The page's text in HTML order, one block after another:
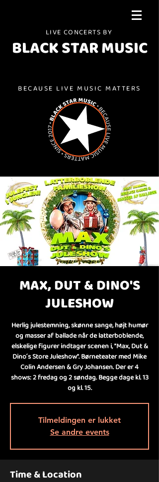
LIVE CONCERTS BY
BLACK STAR MUSIC
BECAUSE LIVE MUSIC MATTERS
MAX, DUT & DINO'S
JULESHOW
Herlig julestemning, skønne sange, højt humør
og masser af ballade når de latterboblende,
elskelige figurer indtager scenen i, ”Max, Dut &
Dino ́s Store Juleshow”. Børneteater med Mike
Colin Andersen & Gry Johansen. Der er 4
shows: 2 fredag og 2 søndag. Begge dage kl. 13
og kl. 15.
Tilmeldingen er lukket
Se andre events
Time & Location